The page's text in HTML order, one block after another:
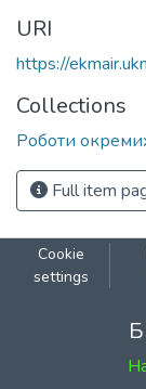
URI
https://
Collections
Роботи
Full item
Cookie
settings